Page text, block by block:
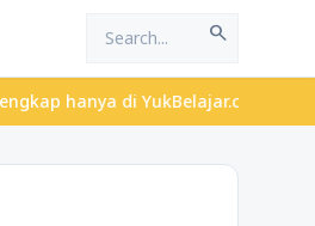
search
di YukBelajar.com. Mulai